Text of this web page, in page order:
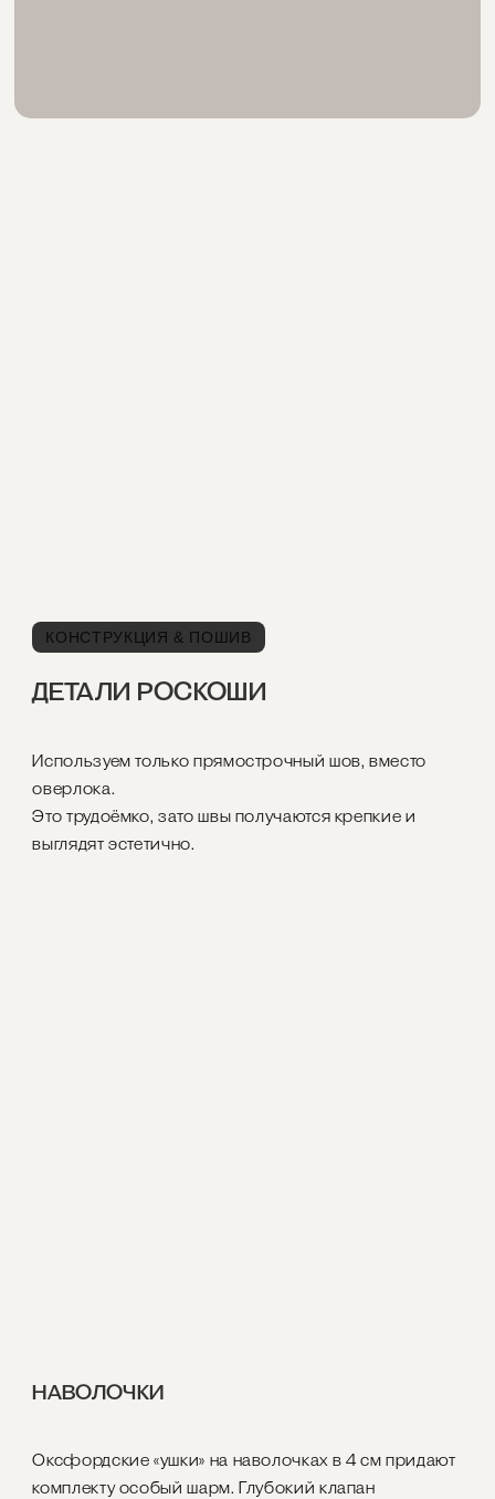
КОНСТРУКЦИЯ & ПОШИВ
ДЕТАЛИ РОСКОШИ
Используем только прямострочный шов, вместо
оверлока.
Это трудоёмко, зато швы получаются крепкие и
выглядят эстетично.
НАВОЛОЧКИ
Оксфордские «ушки» на наволочках в 4 см придают
комплекту особый шарм. Глубокий клапан